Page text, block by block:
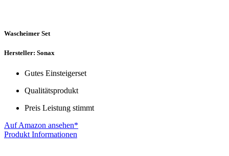
Wascheimer Set
Hersteller: Sonax
Gutes Einsteigerset
Qualitätsprodukt
Preis Leistung stimmt
Auf Amazon ansehen*
Produkt Informationen